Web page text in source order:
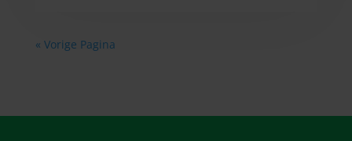
« Vorige Pagina